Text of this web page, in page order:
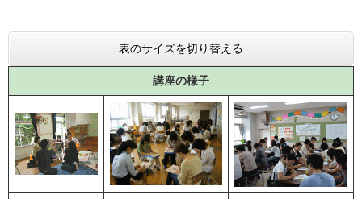
表のサイズを切り替える
講座の様子